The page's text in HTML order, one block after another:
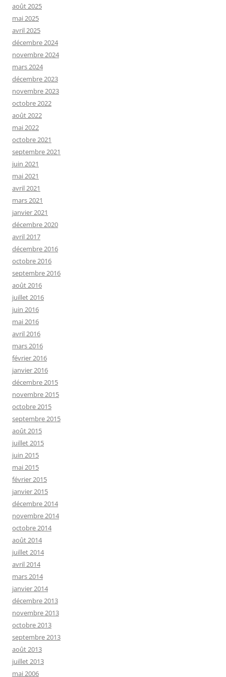
août 2025
mai 2025
avril 2025
décembre 2024
novembre 2024
mars 2024
décembre 2023
novembre 2023
octobre 2022
août 2022
mai 2022
octobre 2021
septembre 2021
juin 2021
mai 2021
avril 2021
mars 2021
janvier 2021
décembre 2020
avril 2017
décembre 2016
octobre 2016
septembre 2016
août 2016
juillet 2016
juin 2016
mai 2016
avril 2016
mars 2016
février 2016
janvier 2016
décembre 2015
novembre 2015
octobre 2015
septembre 2015
août 2015
juillet 2015
juin 2015
mai 2015
février 2015
janvier 2015
décembre 2014
novembre 2014
octobre 2014
août 2014
juillet 2014
avril 2014
mars 2014
janvier 2014
décembre 2013
novembre 2013
octobre 2013
septembre 2013
août 2013
juillet 2013
mai 2006